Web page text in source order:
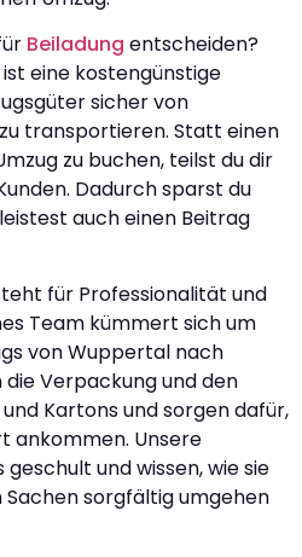
Beiladung entscheiden?
eine kostengünstige
sicher von
transportieren. Statt einen
zu buchen, teilst du dir
Dadurch sparst du
auch einen Beitrag
für Professionalität und
Team kümmert sich um
von Wuppertal nach
die Verpackung und den
Kartons und sorgen dafür,
ankommen. Unsere
und wissen, wie sie
sorgfältig umgehen